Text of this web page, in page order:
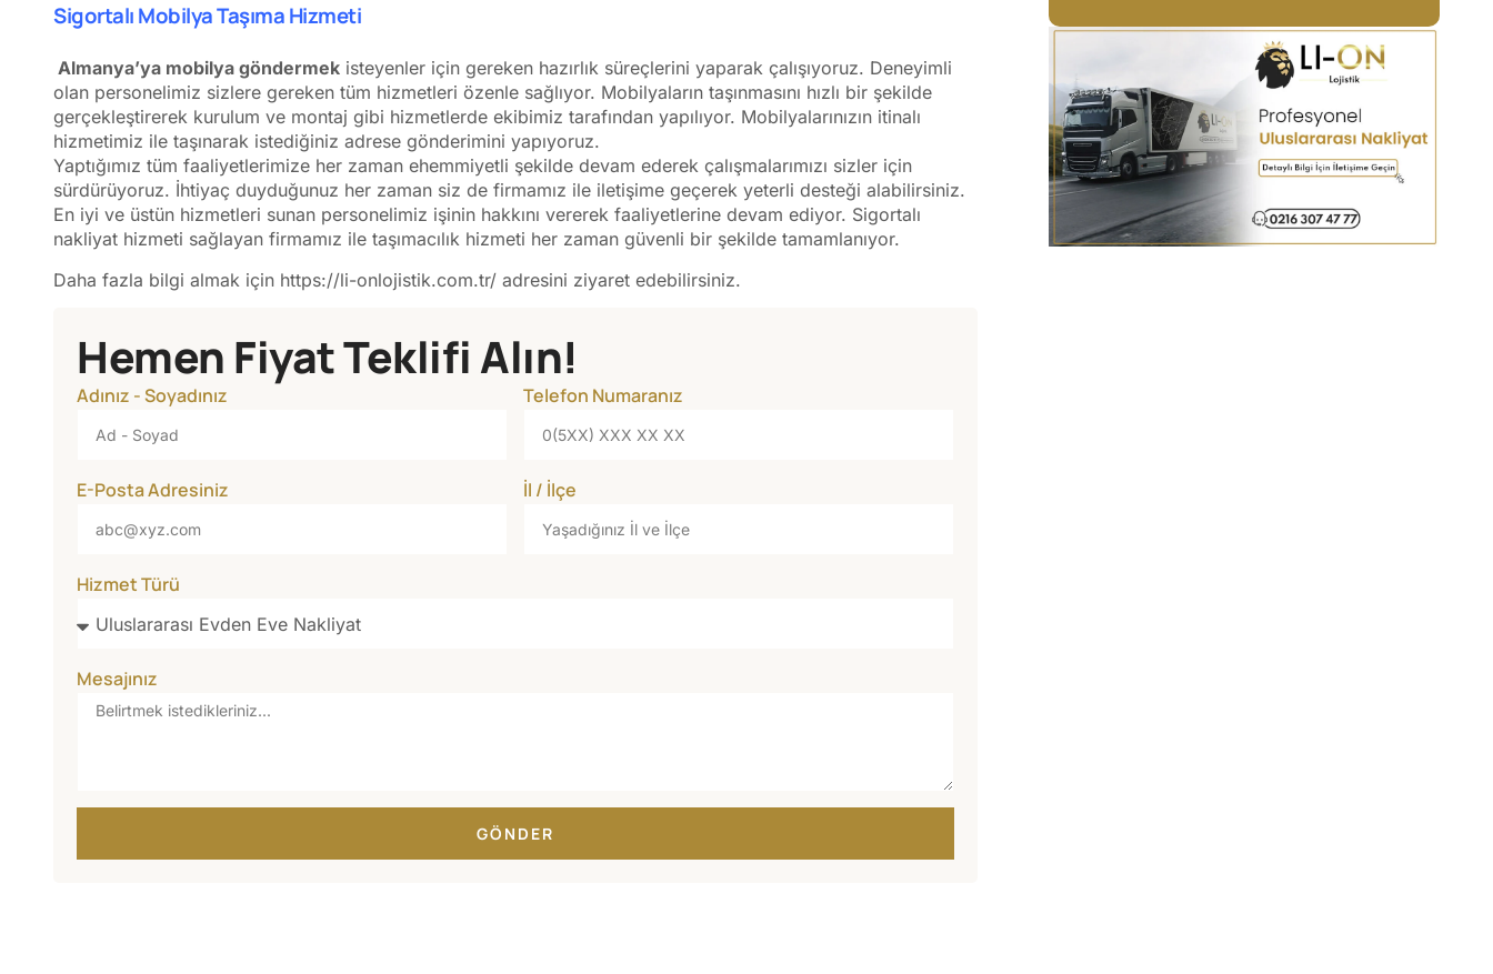
Sigortalı Mobilya Taşıma Hizmeti
Almanya’ya mobilya göndermek isteyenler için gereken hazırlık süreçlerini yaparak çalışıyoruz. Deneyimli
olan personelimiz sizlere gereken tüm hizmetleri özenle sağlıyor. Mobilyaların taşınmasını hızlı bir şekilde
gerçekleştirerek kurulum ve montaj gibi hizmetlerde ekibimiz tarafından yapılıyor. Mobilyalarınızın itinalı
hizmetimiz ile taşınarak istediğiniz adrese gönderimini yapıyoruz.
Yaptığımız tüm faaliyetlerimize her zaman ehemmiyetli şekilde devam ederek çalışmalarımızı sizler için
sürdürüyoruz. İhtiyaç duyduğunuz her zaman siz de firmamız ile iletişime geçerek yeterli desteği alabilirsiniz.
En iyi ve üstün hizmetleri sunan personelimiz işinin hakkını vererek faaliyetlerine devam ediyor. Sigortalı
nakliyat hizmeti sağlayan firmamız ile taşımacılık hizmeti her zaman güvenli bir şekilde tamamlanıyor.
Daha fazla bilgi almak için https://li-onlojistik.com.tr/ adresini ziyaret edebilirsiniz.
Hemen Fiyat Teklifi Alın!
Adınız - Soyadınız Telefon Numaranız
E-Posta Adresiniz İl / İlçe
Hizmet Türü
Mesajınız
GÖNDER